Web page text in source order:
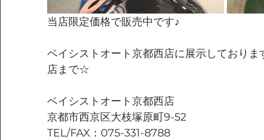
当店限定価格で販売中です♪
ベイシストオート京都西店に展示しており
店まで☆
ベイシストオート京都西店
京都市西京区大枝塚原町9-52
TEL/FAX：075-331-8788